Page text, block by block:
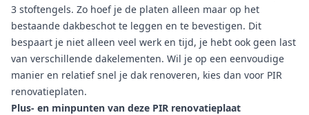
3 stoftengels. Zo hoef je de platen alleen maar op het
bestaande dakbeschot te leggen en te bevestigen. Dit
bespaart je niet alleen veel werk en tijd, je hebt ook geen last
van verschillende dakelementen. Wil je op een eenvoudige
manier en relatief snel je dak renoveren, kies dan voor PIR
renovatieplaten.
Plus- en minpunten van deze PIR renovatieplaat